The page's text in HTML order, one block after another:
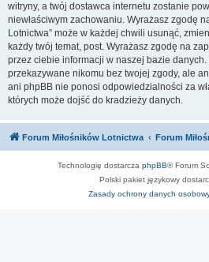
witryny, a twój dostawca internetu zostanie
niewłaściwym zachowaniu. Wyrażasz zgodę
Lotnictwa” może w każdej chwili usunąć,
każdy twój temat, post. Wyrażasz zgodę na
przez ciebie informacji w naszej bazie
przekazywane nikomu bez twojej zgody, ale
ani phpBB nie ponosi odpowiedzialności za
których może dojść do kradzieży danych.
Forum Miłośników Lotnictwa Forum
Technologię dostarcza phpBB® Forum
Polski pakiet językowy
Zasady ochrony danych